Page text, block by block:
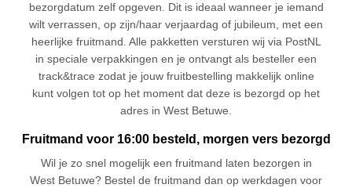
bezorgdatum zelf opgeven. Dit is ideaal wanneer je iemand
wilt verrassen, op zijn/haar verjaardag of jubileum, met een
heerlijke fruitmand. Alle pakketten versturen wij via PostNL
in speciale verpakkingen en je ontvangt als besteller een
track&trace zodat je jouw fruitbestelling makkelijk online
kunt volgen tot op het moment dat deze is bezorgd op het
adres in West Betuwe.
Fruitmand voor 16:00 besteld, morgen vers bezorgd
Wil je zo snel mogelijk een fruitmand laten bezorgen in
West Betuwe? Bestel de fruitmand dan op werkdagen voor